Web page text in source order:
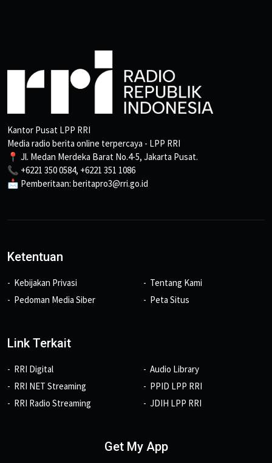
Kantor Pusat LPP RRI
Media radio berita online terpercaya - LPP RRI
📍 Jl. Medan Merdeka Barat No.4-5, Jakarta Pusat.
📞 +6221 350 0584, +6221 351 1086
📩 Pemberitaan: beritapro3@rri.go.id
Ketentuan
Kebijakan Privasi
Pedoman Media Siber
Tentang Kami
Peta Situs
Link Terkait
RRI Digital
RRI NET Streaming
RRI Radio Streaming
Audio Library
PPID LPP RRI
JDIH LPP RRI
Get My App